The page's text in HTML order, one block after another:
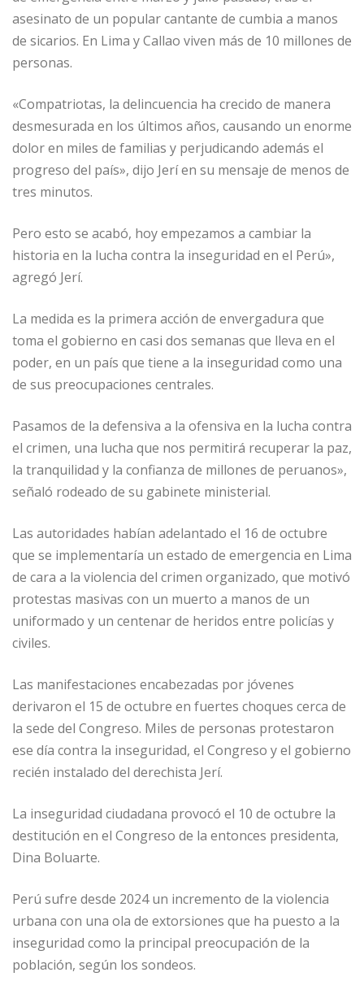
asesinato de un popular cantante de cumbia a manos
de sicarios. En Lima y Callao viven más de 10 millones de
personas.
«Compatriotas, la delincuencia ha crecido de manera
desmesurada en los últimos años, causando un enorme
dolor en miles de familias y perjudicando además el
progreso del país», dijo Jerí en su mensaje de menos de
tres minutos.
Pero esto se acabó, hoy empezamos a cambiar la
historia en la lucha contra la inseguridad en el Perú»,
agregó Jerí.
La medida es la primera acción de envergadura que
toma el gobierno en casi dos semanas que lleva en el
poder, en un país que tiene a la inseguridad como una
de sus preocupaciones centrales.
Pasamos de la defensiva a la ofensiva en la lucha contra
el crimen, una lucha que nos permitirá recuperar la paz,
la tranquilidad y la confianza de millones de peruanos»,
señaló rodeado de su gabinete ministerial.
Las autoridades habían adelantado el 16 de octubre
que se implementaría un estado de emergencia en Lima
de cara a la violencia del crimen organizado, que motivó
protestas masivas con un muerto a manos de un
uniformado y un centenar de heridos entre policías y
civiles.
Las manifestaciones encabezadas por jóvenes
derivaron el 15 de octubre en fuertes choques cerca de
la sede del Congreso. Miles de personas protestaron
ese día contra la inseguridad, el Congreso y el gobierno
recién instalado del derechista Jerí.
La inseguridad ciudadana provocó el 10 de octubre la
destitución en el Congreso de la entonces presidenta,
Dina Boluarte.
Perú sufre desde 2024 un incremento de la violencia
urbana con una ola de extorsiones que ha puesto a la
inseguridad como la principal preocupación de la
población, según los sondeos.